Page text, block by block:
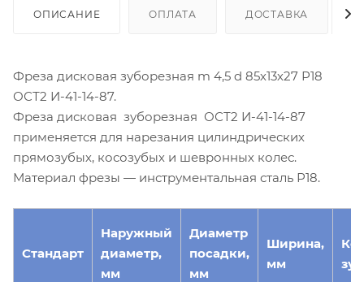
ОПИСАНИЕ ОПЛАТА ДОСТАВКА
Фреза дисковая зуборезная m 4,5 d 85х13х27 Р18
ОСТ2 И-41-14-87.
Фреза дисковая зуборезная ОСТ2 И-41-14-87
применяется для нарезания цилиндрических
прямозубых, косозубых и шевронных колес.
Материал фрезы — инструментальная сталь Р18.
Стандарт
Наружный
диаметр,
мм
Диаметр
посадки,
мм
Ширина,
мм